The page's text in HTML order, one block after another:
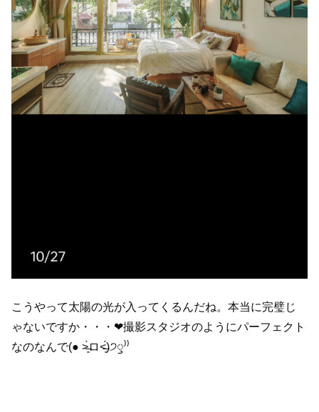
こうやって太陽の光が入ってくるんだね。本当に完璧じ
ゃないですか・・・❤︎撮影スタジオのようにパーフェクト
なのなんで(● ˃̶͈̀ロ˂̶͈́)੭ꠥ⁾⁾